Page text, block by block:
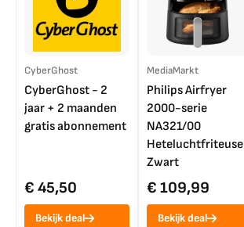
CyberGhost
CyberGhost - 2
jaar + 2 maanden
gratis abonnement
€ 45,50
Bekijk deal
MediaMarkt
Philips Airfryer
2000-serie
NA321/00
Heteluchtfriteuse
Zwart
€ 109,99
Bekijk deal